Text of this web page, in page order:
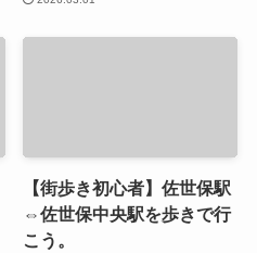
【街歩き初心者】佐世保駅
⇔佐世保中央駅を歩きで行
こう。